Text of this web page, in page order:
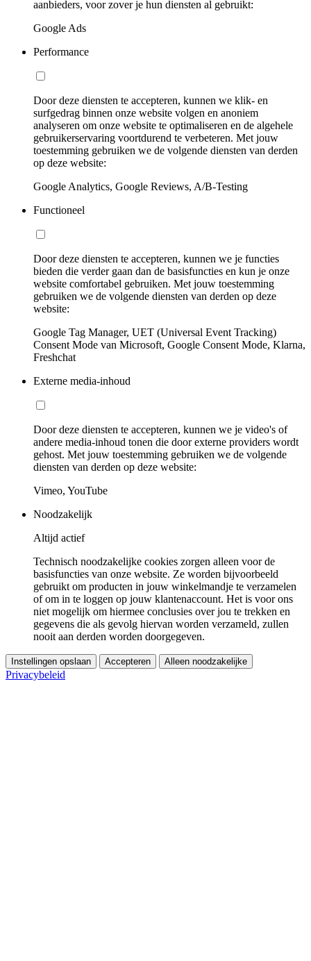
aanbieders, voor zover je hun diensten al gebruikt:
Google Ads
Performance
Door deze diensten te accepteren, kunnen we klik- en
surfgedrag binnen onze website volgen en anoniem
analyseren om onze website te optimaliseren en de algehele
gebruikerservaring voortdurend te verbeteren. Met jouw
toestemming gebruiken we de volgende diensten van derden
op deze website:
Google Analytics, Google Reviews, A/B-Testing
Functioneel
Door deze diensten te accepteren, kunnen we je functies
bieden die verder gaan dan de basisfuncties en kun je onze
website comfortabel gebruiken. Met jouw toestemming
gebruiken we de volgende diensten van derden op deze
website:
Google Tag Manager, UET (Universal Event Tracking)
Consent Mode van Microsoft, Google Consent Mode, Klarna,
Freshchat
Externe media-inhoud
Door deze diensten te accepteren, kunnen we je video's of
andere media-inhoud tonen die door externe providers wordt
gehost. Met jouw toestemming gebruiken we de volgende
diensten van derden op deze website:
Vimeo, YouTube
Noodzakelijk
Altijd actief
Technisch noodzakelijke cookies zorgen alleen voor de
basisfuncties van onze website. Ze worden bijvoorbeeld
gebruikt om producten in jouw winkelmandje te verzamelen
of om in te loggen op jouw klantenaccount. Het is voor ons
niet mogelijk om hiermee conclusies over jou te trekken en
gegevens die als gevolg hiervan worden verzameld, zullen
nooit aan derden worden doorgegeven.
Instellingen opslaan Accepteren Alleen noodzakelijke
Privacybeleid